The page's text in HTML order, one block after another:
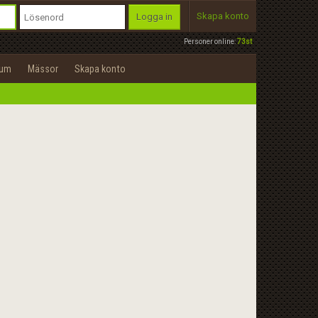
Personer online:73st
Logga in Skapa konto
Mässor Skapa konto